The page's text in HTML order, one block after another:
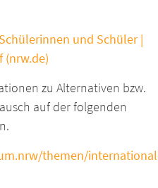
und Schüler |
(nrw.de)
zu Alternativen bzw.
auf der folgenden
themen/